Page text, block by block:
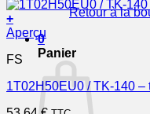
Retour à la
0
Panier
+
Aperçu
FS
1T02H50EU0 / TK-140